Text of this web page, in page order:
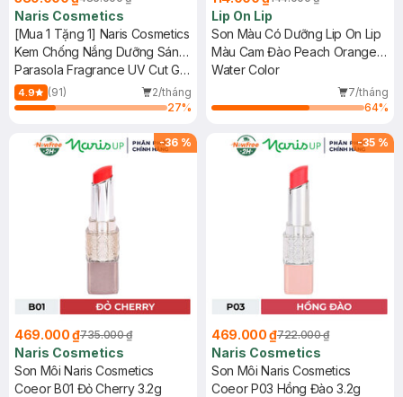
Naris Cosmetics
[Mua 1 Tặng 1] Naris Cosmetics
Kem Chống Nắng Dưỡng Sáng
Da 90g Tặng Son Thỏi Màu
Ngẫu Nhiên 3g
Parasola Fragrance UV Cut Gel
SPF50+ PA++++ + New
Smooth Long Lasting Lipstick
4.9 (91)
2/tháng
27%
Lip On Lip
Son Màu Có Dưỡng Lip On Lip
Màu Cam Đào Peach Orange
2.2g
Water Color
7/tháng
64%
-36 %
469.000 ₫735.000 ₫
Naris Cosmetics
Son Môi Naris Cosmetics
Coeor B01 Đỏ Cherry 3.2g
-35 %
469.000 ₫722.000 ₫
Naris Cosmetics
Son Môi Naris Cosmetics
Coeor P03 Hồng Đào 3.2g